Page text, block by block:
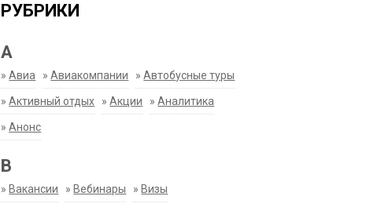
РУБРИКИ
А
»Авиа »Авиакомпании »Автобусные туры
»Активный отдых »Акции »Аналитика
»Анонс
В
» Вакансии » Вебинары » Визы